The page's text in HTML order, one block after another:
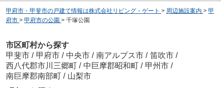
甲府市・甲斐市の戸建て情報は株式会社リビング・ゲート > 周辺施設案内 > 甲
府市 > 甲府市の公園 > 千塚公園
市区町村から探す
甲斐市 / 甲府市 / 中央市 / 南アルプス市 / 笛吹市 /
西八代郡市川三郷町 / 中巨摩郡昭和町 / 甲州市 /
南巨摩郡南部町 / 山梨市